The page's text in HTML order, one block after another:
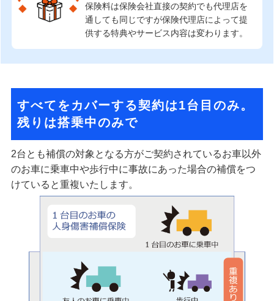
保険料は保険会社直接の契約でも代理店を
通しても同じですが保険代理店によって提
供する特典やサービス内容は変わります。
すべてをカバーする契約は1台目のみ。
残りは搭乗中のみで
2台とも補償の対象となる方がご契約されているお車以外
のお車に乗車中や歩行中に事故にあった場合の補償をつ
けていると重複いたします。